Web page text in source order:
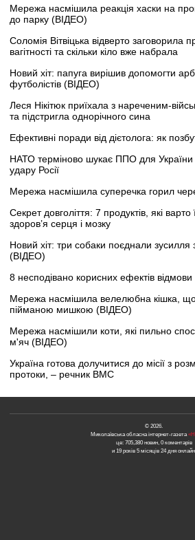
Мережа насмішила реакція хаски на
до парку (ВІДЕО)
Соломія Вітвіцька відверто заговорила
вагітності та скільки кіло вже набрала
Новий хіт: папуга вирішив допомогти
футболістів (ВІДЕО)
Леся Нікітюк приїхала з нареченим-
та підстригла однорічного сина
Ефективні поради від дієтолога: як
НАТО терміново шукає ППО для України
удару Росії
Мережа насмішила суперечка горил
Секрет довголіття: 7 продуктів, які
здоров’я серця і мозку
Новий хіт: три собаки поєднали зусилля
(ВІДЕО)
8 несподівано корисних ефектів відмови
Мережа насмішила велелюбна кішка,
пійманою мишкою (ВІДЕО)
Мережа насмішили коти, які пильно
м'яч (ВІДЕО)
Україна готова долучитися до місії з
протоки, – речник ВМС
© 2026.
Миколаївська обласна інтернет-газета
це: 705,380 новин, 0 коментарів
и 19 років 5 місяців 24 дня